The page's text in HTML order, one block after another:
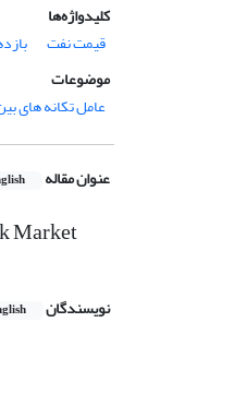
کلیدواژه‌ها
قیمت نفت
موضوعات
عامل تکانه های
عنوان مقاله
Market
نویسندگان